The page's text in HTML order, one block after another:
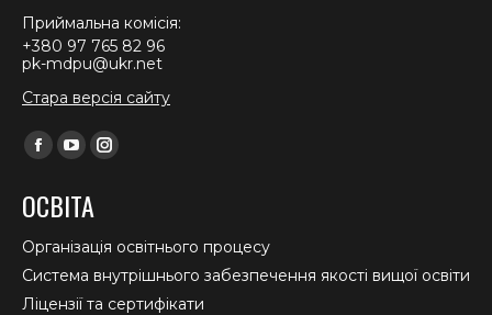
Приймальна комісія:
+380 97 765 82 96
pk-mdpu@ukr.net
Стара версія сайту
Find us on:
Facebook
opens
in
new
window
YouTube
opens
in
new
window
Instagram
in
new
window
ОСВІТА
Організація освітнього процесу
Система внутрішнього забезпечення якості вищої освіти
Ліцензії та сертифікати